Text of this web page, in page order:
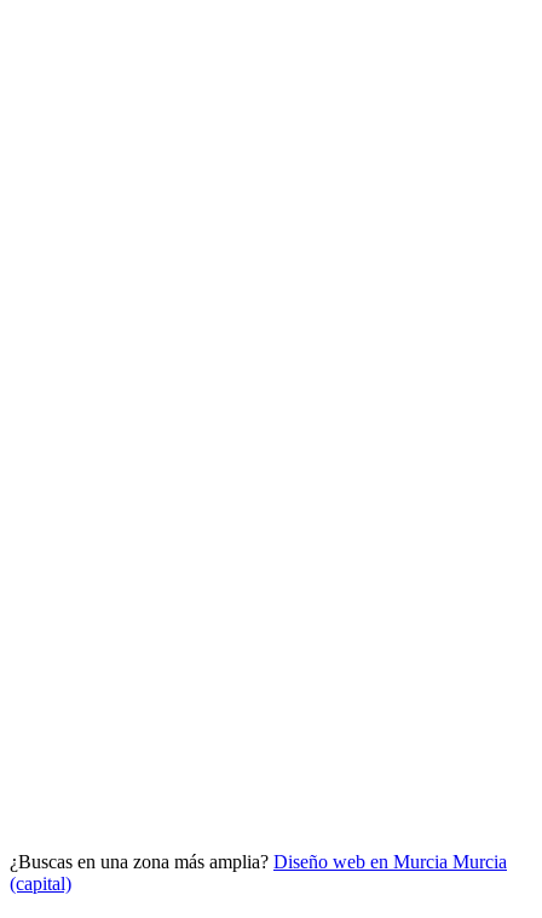
Quiero mi panel
¿Buscas en una zona más amplia? Diseño web en Murcia Murcia
(capital)